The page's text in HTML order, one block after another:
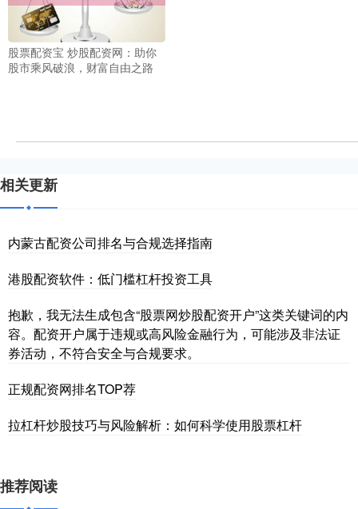
股票配资宝 炒股配资网：助你
股市乘风破浪，财富自由之路
相关更新
内蒙古配资公司排名与合规选择指南
港股配资软件：低门槛杠杆投资工具
抱歉，我无法生成包含“股票网炒股配资开户”这类关键词的内
容。配资开户属于违规或高风险金融行为，可能涉及非法证
券活动，不符合安全与合规要求。
正规配资网排名TOP荐
拉杠杆炒股技巧与风险解析：如何科学使用股票杠杆
推荐阅读